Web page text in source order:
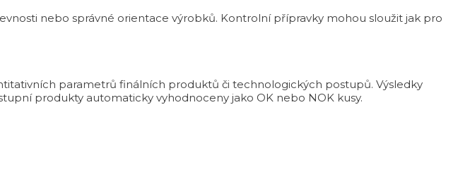
nebo správné orientace výrobků. Kontrolní přípravky mohou sloužit jak pro
parametrů finálních produktů či technologických postupů. Výsledky
produkty automaticky vyhodnoceny jako OK nebo NOK kusy.